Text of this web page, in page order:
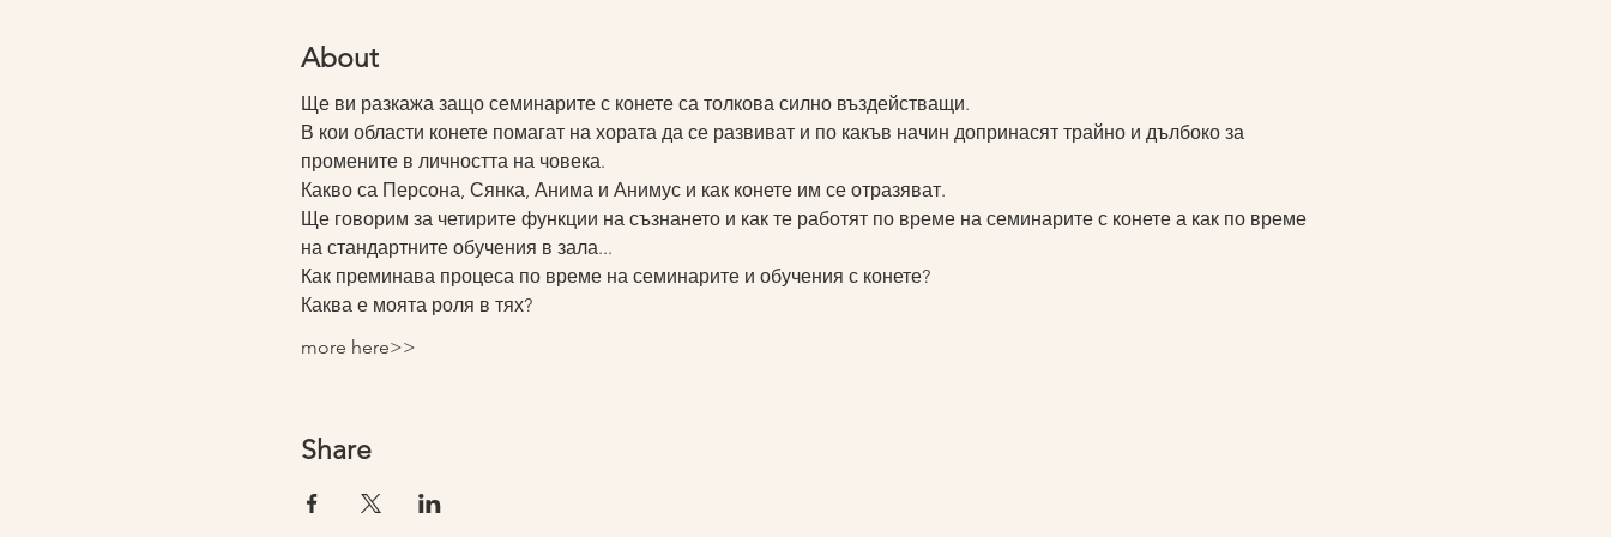
About
Ще ви разкажа защо семинарите с конете са толкова силно въздействащи.
В кои области конете помагат на хората да се развиват и по какъв начин допринасят трайно и дълбоко за
промените в личността на човека.
Какво са Персона, Сянка, Анима и Анимус и как конете им се отразяват.
Ще говорим за четирите функции на съзнането и как те работят по време на семинарите с конете а как по време
на стандартните обучения в зала...
Как преминава процеса по време на семинарите и обучения с конете?
Каква е моята роля в тях?
more here>>
Share